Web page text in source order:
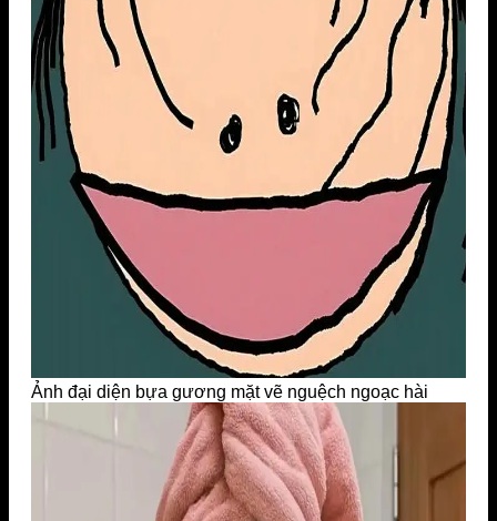
Ảnh đại diện bựa gương mặt vẽ nguệch ngoạc hài